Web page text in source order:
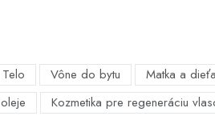
Telo Vône do bytu Matka a dieťa
Kozmetika pre regeneráciu